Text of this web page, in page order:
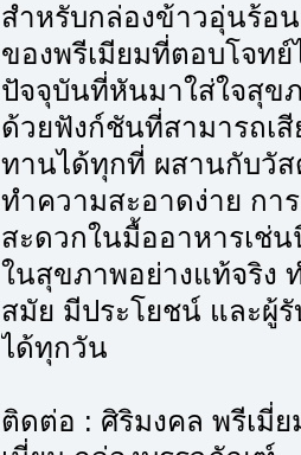
สำหรับกล่องข้าวอุ่นร้อ
ของพรีเมียมที่ตอบโจท
ปัจจุบันที่หันมาใส่ใจสุข
ด้วยฟังก์ชันที่สามารถเ
ทานได้ทุกที่ ผสานกับวั
ทำความสะอาดง่าย กา
สะดวกในมื้ออาหารเช่
ในสุขภาพอย่างแท้จริง
สมัย มีประโยชน์ และผู้
ได้ทุกวัน
ติดต่อ : ศิริมงคล พรีเมี่